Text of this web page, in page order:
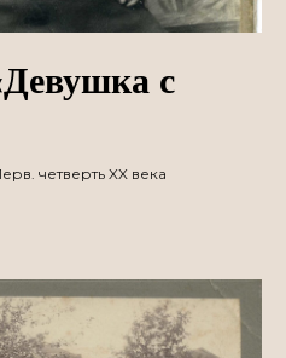
с
четверть XX века